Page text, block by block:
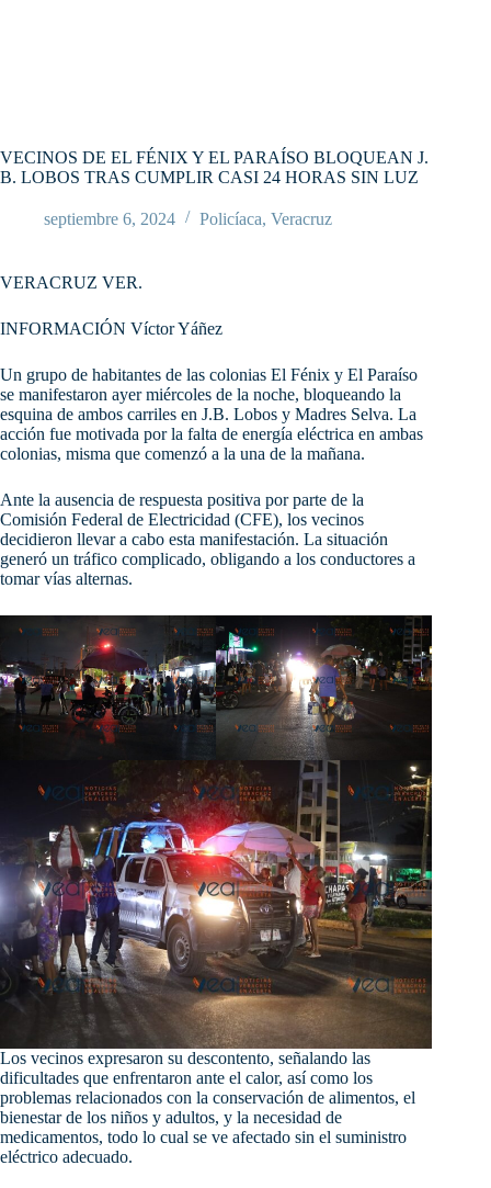
VECINOS DE EL FÉNIX Y EL PARAÍSO BLOQUEAN J.
B. LOBOS TRAS CUMPLIR CASI 24 HORAS SIN LUZ
septiembre 6, 2024 Policíaca, Veracruz
VERACRUZ VER.
INFORMACIÓN Víctor Yáñez
Un grupo de habitantes de las colonias El Fénix y El Paraíso
se manifestaron ayer miércoles de la noche, bloqueando la
esquina de ambos carriles en J.B. Lobos y Madres Selva. La
acción fue motivada por la falta de energía eléctrica en ambas
colonias, misma que comenzó a la una de la mañana.
Ante la ausencia de respuesta positiva por parte de la
Comisión Federal de Electricidad (CFE), los vecinos
decidieron llevar a cabo esta manifestación. La situación
generó un tráfico complicado, obligando a los conductores a
tomar vías alternas.
Los vecinos expresaron su descontento, señalando las
dificultades que enfrentaron ante el calor, así como los
problemas relacionados con la conservación de alimentos, el
bienestar de los niños y adultos, y la necesidad de
medicamentos, todo lo cual se ve afectado sin el suministro
eléctrico adecuado.